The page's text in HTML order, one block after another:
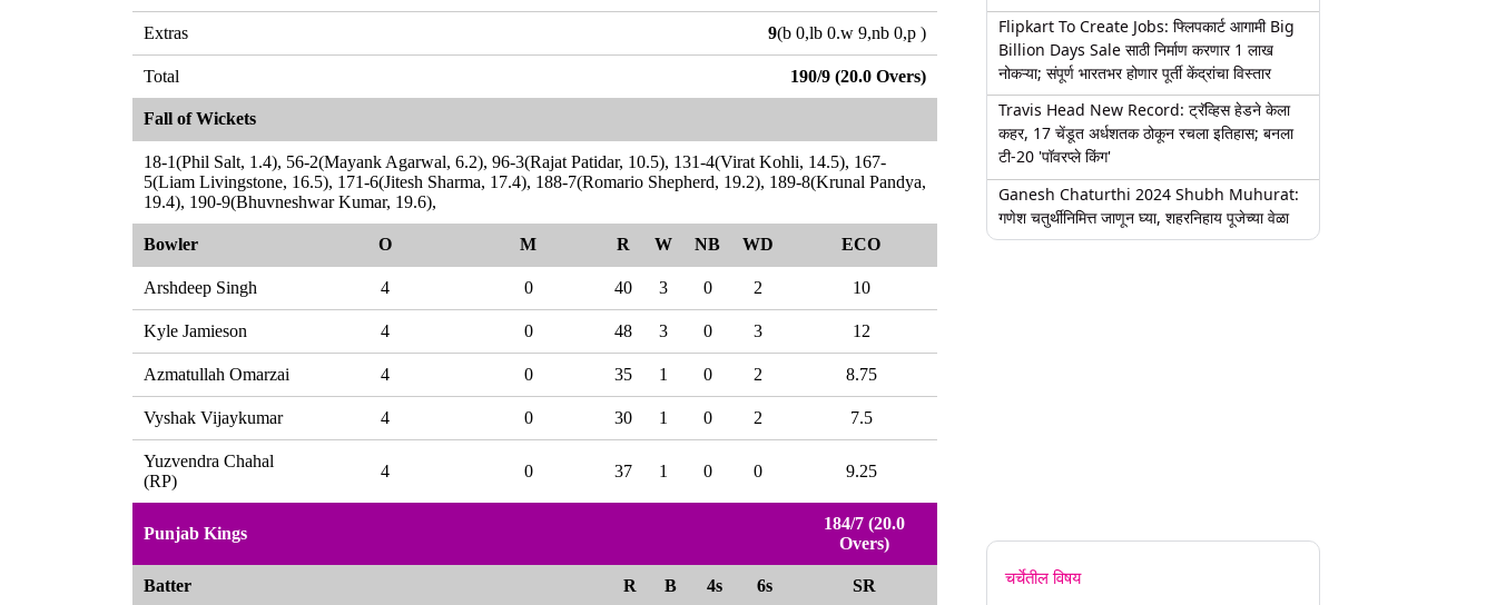
Flipkart To Create Jobs: फ्लिपकार्ट आगामी Big
Billion Days Sale साठी निर्माण करणार 1 लाख
नोकऱ्या; संपूर्ण भारतभर होणार पूर्ती केंद्रांचा विस्तार
Travis Head New Record: ट्रॅव्हिस हेडने केला
कहर, 17 चेंडूत अर्धशतक ठोकून रचला इतिहास; बनला
टी-20 'पॉवरप्ले किंग'
Ganesh Chaturthi 2024 Shubh Muhurat:
गणेश चतुर्थीनिमित्त जाणून घ्या, शहरनिहाय पूजेच्या वेळा
चर्चेतील विषय